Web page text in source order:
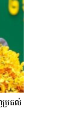
ប្រគល់